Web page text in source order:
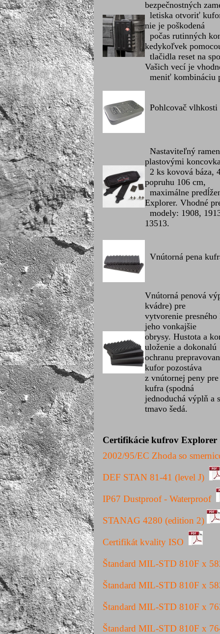
bezpečnostných
letiska otvoriť
nie je poškodená
počas rutinných
kedykoľvek
tlačidla reset na
Vašich vecí je
meniť kombináciu
Pohlcovač
Nastaviteľný
plastovými
2 ks kovová báza,
popruhu 106 cm,
maximálne
Explorer. Vhodné
modely: 1908,
13513.
Vnútorná pena
Vnútorná penová
kvádre) pre
vytvorenie
jeho vonkajšie
obrysy. Hustota a
uloženie a dokonalú
ochranu
kufor pozostáva
z vnútornej peny
kufra (spodná
jednoduchá výplň a
tmavo šedá.
Certifikácie kufrov Explorer
2002/95/EC Zhoda so
DEF STAN 81-41 (level J)
IP67 Dustproof - Waterproof
STANAG 4280 (edition 2)
Certifikát kvality ISO
Štandard MIL-STD 810F x
Štandard MIL-STD 810F x
Štandard MIL-STD 810F x
Štandard MIL-STD 810F x